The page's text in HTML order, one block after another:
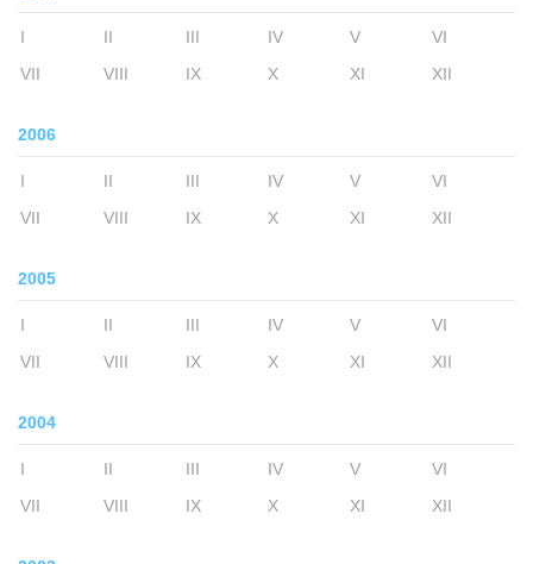
I II III IV V
VI
VII
VIII IX X XI XII
2006
I II III IV V
VI
VII
VIII IX X XI XII
2005
I II III IV V
VI
VII
VIII IX X XI XII
2004
I II III IV V
VI
VII
VIII IX X XI XII